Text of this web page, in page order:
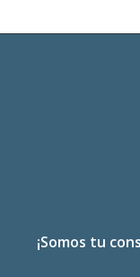
¡Somos tu